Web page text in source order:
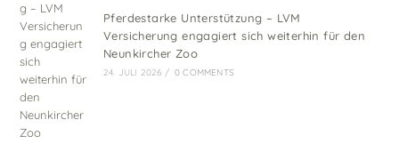
Pferdestarke Unterstützung – LVM
Versicherung engagiert sich weiterhin für den
Neunkircher Zoo
24. JULI 2026 / 0 COMMENTS